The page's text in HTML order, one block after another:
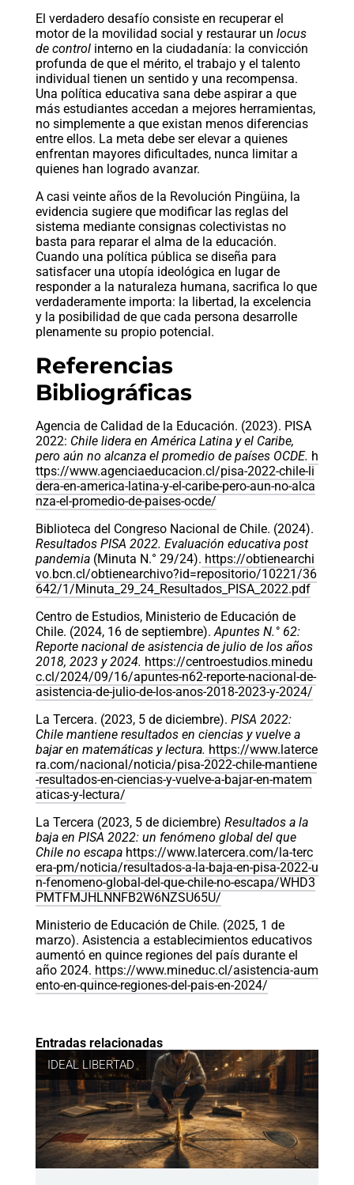
El verdadero desafío consiste en recuperar el
motor de la movilidad social y restaurar un locus
de controlinterno en la ciudadanía: la convicción
profunda de que el mérito, el trabajo y el talento
individual tienen un sentido y una recompensa.
Una política educativa sana debe aspirar a que
más estudiantes accedan a mejores herramientas,
no simplemente a que existan menos diferencias
entre ellos. La meta debe ser elevar a quienes
enfrentan mayores dificultades, nunca limitar a
quienes han logrado avanzar.
A casi veinte años de la Revolución Pingüina, la
evidencia sugiere que modificar las reglas del
sistema mediante consignas colectivistas no
basta para reparar el alma de la educación.
Cuando una política pública se diseña para
satisfacer una utopía ideológica en lugar de
responder a la naturaleza humana, sacrifica lo que
verdaderamente importa: la libertad, la excelencia
y la posibilidad de que cada persona desarrolle
plenamente su propio potencial.
Referencias
Bibliográficas
Agencia de Calidad de la Educación. (2023). PISA
2022: Chile lidera en América Latina y el Caribe,
pero aún no alcanza el promedio de países OCDE. h
ttps://www.agenciaeducacion.cl/pisa-2022-chile-li
dera-en-america-latina-y-el-caribe-pero-aun-no-alca
nza-el-promedio-de-paises-ocde/
Biblioteca del Congreso Nacional de Chile. (2024).
Resultados PISA 2022. Evaluación educativa post
pandemia (Minuta N.° 29/24). https://obtienearchi
vo.bcn.cl/obtienearchivo?id=repositorio/10221/36
642/1/Minuta_29_24_Resultados_PISA_2022.pdf
Centro de Estudios, Ministerio de Educación de
Chile. (2024, 16 de septiembre).Apuntes N.° 62:
Reporte nacional de asistencia de julio de los años
2018, 2023 y 2024. https://centroestudios.minedu
c.cl/2024/09/16/apuntes-n62-reporte-nacional-de-
asistencia-de-julio-de-los-anos-2018-2023-y-2024/
La Tercera. (2023, 5 de diciembre). PISA 2022:
Chile mantiene resultados en ciencias y vuelve a
bajar en matemáticas y lectura. https://www.laterce
ra.com/nacional/noticia/pisa-2022-chile-mantiene
-resultados-en-ciencias-y-vuelve-a-bajar-en-matem
aticas-y-lectura/
La Tercera (2023, 5 de diciembre) Resultados a la
baja en PISA 2022: un fenómeno global del que
Chile no escapa https://www.latercera.com/la-terc
era-pm/noticia/resultados-a-la-baja-en-pisa-2022-u
n-fenomeno-global-del-que-chile-no-escapa/WHD3
PMTFMJHLNNFB2W6NZSU65U/
Ministerio de Educación de Chile. (2025, 1 de
marzo). Asistencia a establecimientos educativos
aumentó en quince regiones del país durante el
año 2024. https://www.mineduc.cl/asistencia-aum
ento-en-quince-regiones-del-pais-en-2024/
Entradas relacionadas
IDEAL LIBERTAD